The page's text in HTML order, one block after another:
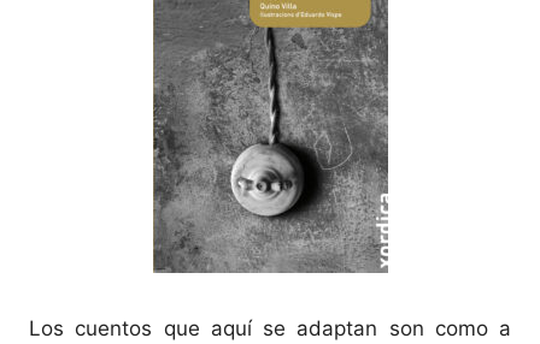
Los cuentos que aquí se adaptan son como a